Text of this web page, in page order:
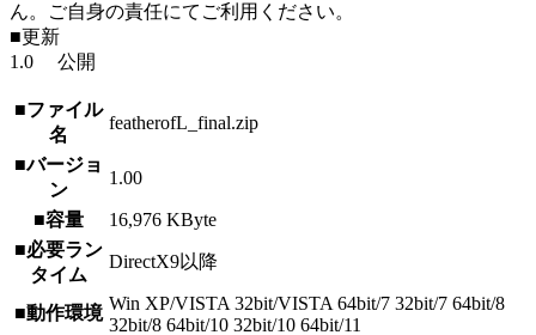
ん。ご自身の責任にてご利用ください。
■更新
1.0 公開
■ファイル
名
featherofL_final.zip
■バージョ
ン
1.00
■容量
16,976 KByte
■必要ラン
タイム
DirectX9以降
■動作環境 Win XP/VISTA 32bit/VISTA 64bit/7 32bit/7 64bit/8
32bit/8 64bit/10 32bit/10 64bit/11